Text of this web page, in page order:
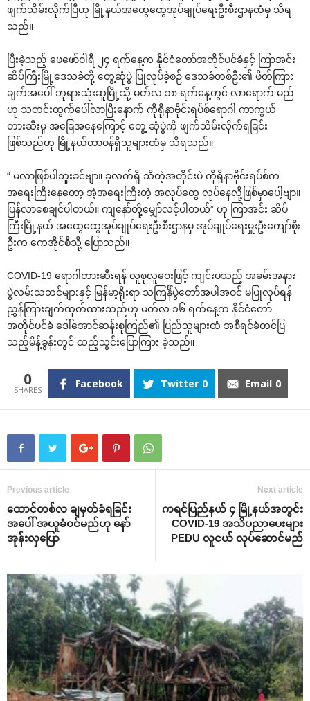
ဖျက်သိမ်းလိုက်ပြီဟု မြို့နယ်အ‌ထွေ‌ထွေအုပ်ချုပ်‌ရေးဦးစီးဌာနထံမှ သိရ
သည်။
ပြီးခဲ့သည့် ‌ဖေ‌ဖော်ဝါရီ ၂၄ ရက်‌နေ့က နိုင်ငံ‌တော်အတိုင်ပင်ခံနှင့် ကြာအင်း
ဆိပ်ကြီးမြို့‌ဒေသခံတို့ ‌တွေ့ဆုံပွဲ ပြုလုပ်ခဲ့စဉ် ‌ဒေသခံတစ်ဦး၏ ဖိတ်ကြား
ချက်အ‌ပေါ် ဘုရားသုံးဆူမြို့သို့ မတ်လ ၁၈ ရက်‌နေ့တွင် လာ‌ရောက် မည်
ဟု သတင်းထွက်‌ပေါ်လာပြီး‌နောက် ကိုရိုနာဗိုင်းရပ်စ်‌ရောဂါ ကာကွယ်
တားဆီးမှု အ‌ခြေအ‌နေ‌ကြောင့် ‌တွေ့ ဆုံပွဲကို ဖျက်သိမ်းလိုက်ရခြင်း
ဖြစ်သည်ဟု မြို့နယ်တာဝန်ရှိသူများထံမှ သိရသည်။
“ မလာဖြစ်ပါဘူးခင်ဗျာ။ ခုလက်ရှိ သိတဲ့အတိုင်းပဲ ကိုရိုနာဗိုင်းရပ်စ်က
အ‌ရေးကြီး‌နေ‌တော့ အဲ့အ‌ရေးကြီးတဲ့ အလုပ်‌တွေ လုပ်‌နေလို့ဖြစ်မှာ‌ပေါ့ဗျာ။
ပြန်လာ‌စေချင်ပါတယ်။ ကျ‌နော်တို့‌မျှော်လင့်ပါတယ်” ဟု ကြာအင်း ဆိပ်
ကြီးမြို့နယ် အ‌ထွေ‌ထွေအုပ်ချုပ်‌ရေးဦးစီးဌာနမှ အုပ်ချုပ်‌ရေးမှူးဦး‌ကျော်စိုး
ဦးက ‌ကေအိုင်စီသို့ ‌ပြောသည်။
COVID-19 ‌ရောဂါတားဆီးရန် လူစုလူ‌ဝေးဖြင့် ကျင်းပသည့် အခမ်းအနား
ပွဲလမ်းသဘင်များနှင့် မြန်မာ့ရိုးရာ သကြင်္န်ပွဲ‌တော်အပါအဝင် မပြုလုပ်ရန်
ညွှန်ကြားချက်ထုတ်ထားသည်ဟု မတ်လ ၁၆ ရက်‌နေ့က နိုင်ငံ‌တော်
အတိုင်ပင်ခံ ‌ဒေါ်‌အောင်ဆန်းစုကြည်၏ ပြည်သူများထံ အစီရင်ခံတင်ပြ
သည့်မိန့်ခွန်းတွင် ထည့်သွင်း‌ပြောကြား ခဲ့သည်။
0 Facebook Twitter 0 Email 0
Previous article
‌ထောင်တစ်လ ချမှတ်ခံရခြင်း
အ‌ပေါ် အယူခံဝင်မည်ဟု ‌နော်
အုန်းလှ‌ပြော
Next article
ကရင်ပြည်နယ် ၄ မြို့နယ်အတွင်း
COVID-19 အသိပညာ‌ပေးများ
PEDU လူငယ် လုပ်‌ဆောင်မည်